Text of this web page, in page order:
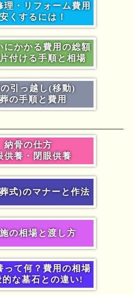
理・リフォーム費用
くするには！
にかかる費用の総額
付ける手順と相場
引っ越し(移動)
の手順と費用
納骨の仕方
供養・閉眼供養
式)のマナーと作法
の相場と渡し方
って何？費用の相場
的な墓石との違い!